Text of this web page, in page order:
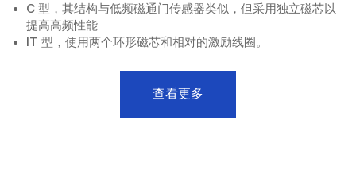
C 型，其结构与低频磁通门传感器类似，但采用独立磁芯以
提高高频性能
IT 型，使用两个环形磁芯和相对的激励线圈。
查看更多